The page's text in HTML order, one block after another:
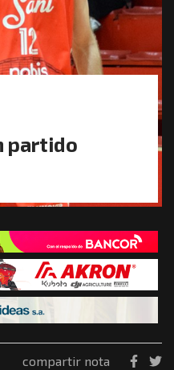
partido
compartir nota